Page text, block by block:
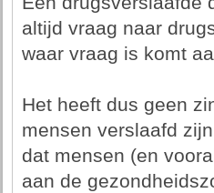
altijd vraag naar
waar vraag is komt
Het heeft dus geen
mensen verslaafd
dat mensen (en
aan de